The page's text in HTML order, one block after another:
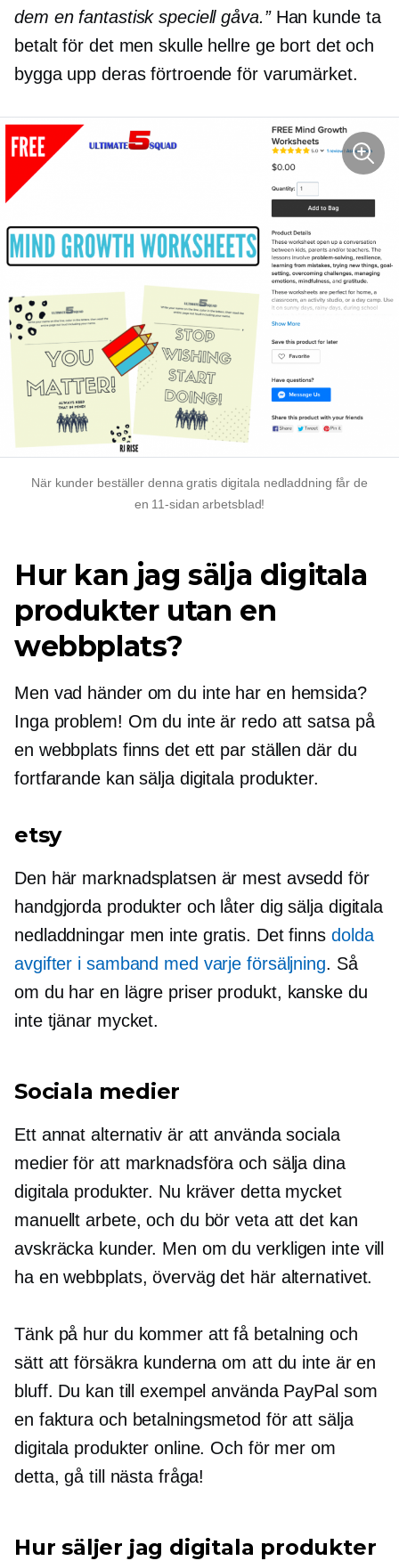
dem en fantastisk speciell gåva.”Han kunde ta
betalt för det men skulle hellre ge bort det och
bygga upp deras förtroende för varumärket.
När kunder beställer denna gratis digitala nedladdning får de
en 11-sidan arbetsblad!
Hur kan jag sälja digitala
produkter utan en
webbplats?
Men vad händer om du inte har en hemsida?
Inga problem! Om du inte är redo att satsa på
en webbplats finns det ett par ställen där du
fortfarande kan sälja digitala produkter.
etsy
Den här marknadsplatsen är mest avsedd för
handgjorda produkter och låter dig sälja digitala
nedladdningar men inte gratis. Det finns dolda
avgifter i samband med varje försäljning. Så
om du har en lägre priserprodukt, kanske du
inte tjänar mycket.
Sociala medier
Ett annat alternativ är att använda sociala
medier för att marknadsföra och sälja dina
digitala produkter. Nu kräver detta mycket
manuellt arbete, och du bör veta att det kan
avskräcka kunder. Men om du verkligen inte vill
ha en webbplats, överväg det här alternativet.
Tänk på hur du kommer att få betalning och
sätt att försäkra kunderna om att du inte är en
bluff. Du kan till exempel använda PayPal som
en faktura och betalningsmetod för att sälja
digitala produkter online. Och för mer om
detta, gå till nästa fråga!
Hur säljer jag digitala produkter